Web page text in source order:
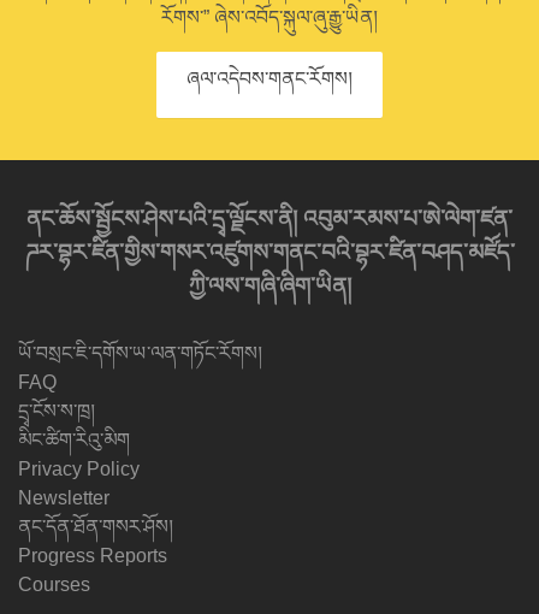
རོགས་” ཞེས་འབོད་སྐུལ་ཞུ་རྒྱུ་ཡིན།
ཞལ་འདེབས་གནང་རོགས།
ནང་ཆོས་སྦྱོངས་ཤེས་པའི་དྲྭ་ལྗོངས་ནི། འབུམ་རམས་པ་ཨེ་ལེག་ཛན་
ཌར་བྷར་ཛིན་གྱིས་གསར་འཛུགས་གནང་བའི་བྷར་ཛིན་བཤད་མཛོད་
ཀྱི་ལས་གཞི་ཞིག་ཡིན།
ཡོ་བསྲང་ཇི་དགོས་ཡ་ལན་གཏོང་རོགས།
FAQ
དྲྭ་ངོས་ས་ཁྲ།
མིང་ཚིག་རིའུ་མིག
Privacy Policy
Newsletter
ནང་དོན་ཐོན་གསར་ཤོས།
Progress Reports
Courses